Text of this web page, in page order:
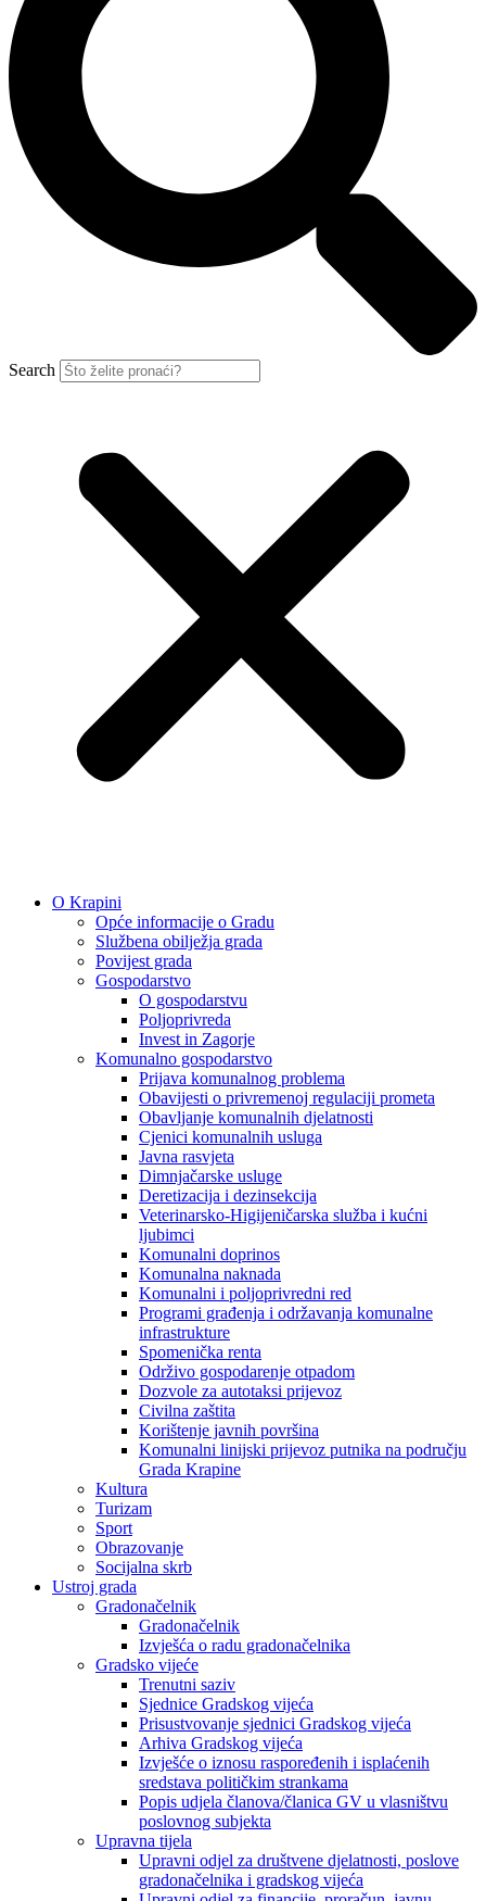
Search
O Krapini
Opće informacije o Gradu
Službena obilježja grada
Povijest grada
Gospodarstvo
O gospodarstvu
Poljoprivreda
Invest in Zagorje
Komunalno gospodarstvo
Prijava komunalnog problema
Obavijesti o privremenoj regulaciji prometa
Obavljanje komunalnih djelatnosti
Cjenici komunalnih usluga
Javna rasvjeta
Dimnjačarske usluge
Deretizacija i dezinsekcija
Veterinarsko-Higijeničarska služba i kućni
ljubimci
Komunalni doprinos
Komunalna naknada
Komunalni i poljoprivredni red
Programi građenja i održavanja komunalne
infrastrukture
Spomenička renta
Održivo gospodarenje otpadom
Dozvole za autotaksi prijevoz
Civilna zaštita
Korištenje javnih površina
Komunalni linijski prijevoz putnika na području
Grada Krapine
Kultura
Turizam
Sport
Obrazovanje
Socijalna skrb
Ustroj grada
Gradonačelnik
Gradonačelnik
Izvješća o radu gradonačelnika
Gradsko vijeće
Trenutni saziv
Sjednice Gradskog vijeća
Prisustvovanje sjednici Gradskog vijeća
Arhiva Gradskog vijeća
Izvješće o iznosu raspoređenih i isplaćenih
sredstava političkim strankama
Popis udjela članova/članica GV u vlasništvu
poslovnog subjekta
Upravna tijela
Upravni odjel za društvene djelatnosti, poslove
gradonačelnika i gradskog vijeća